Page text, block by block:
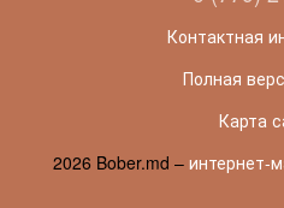
Контактная
Полная
Карта
2026 Bober.md – интернет-